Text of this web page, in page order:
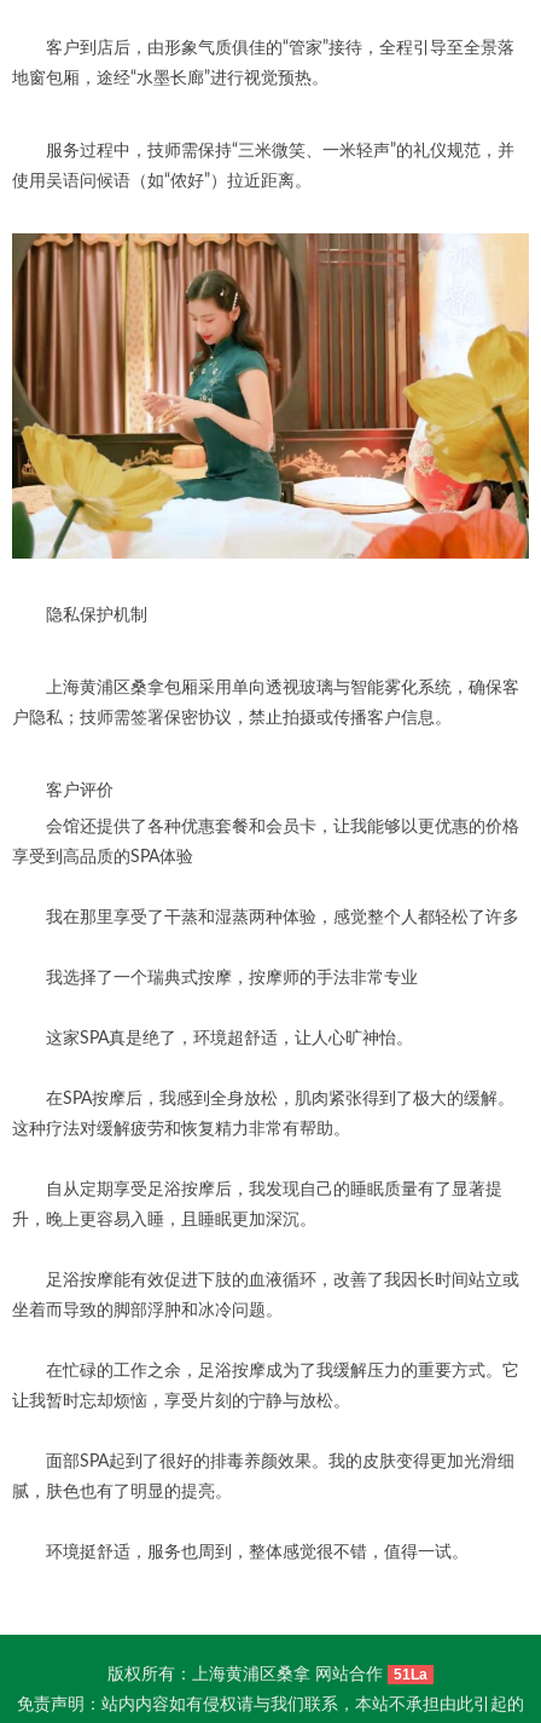
客户到店后，由形象气质俱佳的“管家”接待，全程引导至全景落
地窗包厢，途经“水墨长廊”进行视觉预热。
服务过程中，技师需保持“三米微笑、一米轻声”的礼仪规范，并
使用吴语问候语（如“侬好”）拉近距离。
隐私保护机制
上海黄浦区桑拿包厢采用单向透视玻璃与智能雾化系统，确保客
户隐私；技师需签署保密协议，禁止拍摄或传播客户信息。
客户评价
会馆还提供了各种优惠套餐和会员卡，让我能够以更优惠的价格
享受到高品质的SPA体验
我在那里享受了干蒸和湿蒸两种体验，感觉整个人都轻松了许多
我选择了一个瑞典式按摩，按摩师的手法非常专业
这家SPA真是绝了，环境超舒适，让人心旷神怡。
在SPA按摩后，我感到全身放松，肌肉紧张得到了极大的缓解。
这种疗法对缓解疲劳和恢复精力非常有帮助。
自从定期享受足浴按摩后，我发现自己的睡眠质量有了显著提
升，晚上更容易入睡，且睡眠更加深沉。
足浴按摩能有效促进下肢的血液循环，改善了我因长时间站立或
坐着而导致的脚部浮肿和冰冷问题。
在忙碌的工作之余，足浴按摩成为了我缓解压力的重要方式。它
让我暂时忘却烦恼，享受片刻的宁静与放松。
面部SPA起到了很好的排毒养颜效果。我的皮肤变得更加光滑细
腻，肤色也有了明显的提亮。
环境挺舒适，服务也周到，整体感觉很不错，值得一试。
版权所有：上海黄浦区桑拿 网站合作 51La
免责声明：站内内容如有侵权请与我们联系，本站不承担由此引起的